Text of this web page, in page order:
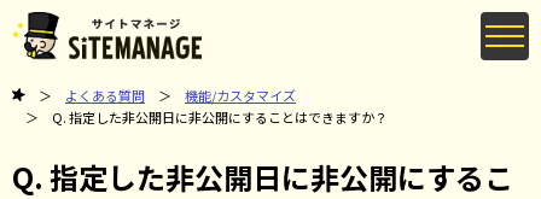
よくある質問
機能/カスタマイズ
Q. 指定した非公開日に非公開にすることはできますか？
Q. 指定した非公開日に非公開にするこ